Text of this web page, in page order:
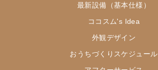
最新設備（基本仕様）
ココスム's Idea
外観デザイン
おうちづくりスケジュール